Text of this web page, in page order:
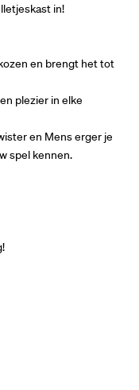
in!
en brengt het tot
plezier in elke
en Mens erger je
spel kennen.